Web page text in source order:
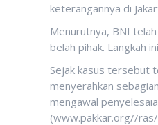
keterangannya di
Menurutnya, BNI
belah pihak. Langkah
Sejak kasus tersebut
menyerahkan
mengawal
(www.pakkar.org//